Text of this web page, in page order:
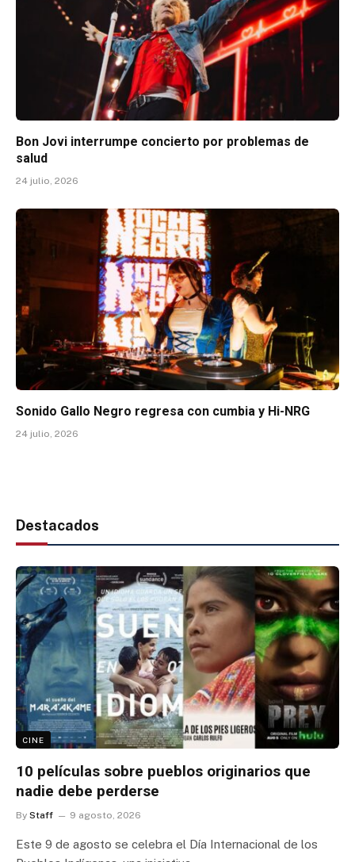
Bon Jovi interrumpe concierto por problemas de
salud
24 julio, 2026
Sonido Gallo Negro regresa con cumbia y Hi-NRG
24 julio, 2026
Destacados
CINE
10 películas sobre pueblos originarios que
nadie debe perderse
By Staff 9 agosto, 2026
Este 9 de agosto se celebra el Día Internacional de los